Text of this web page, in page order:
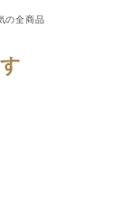
の全商品